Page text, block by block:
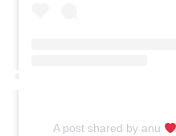
A post shared by anu